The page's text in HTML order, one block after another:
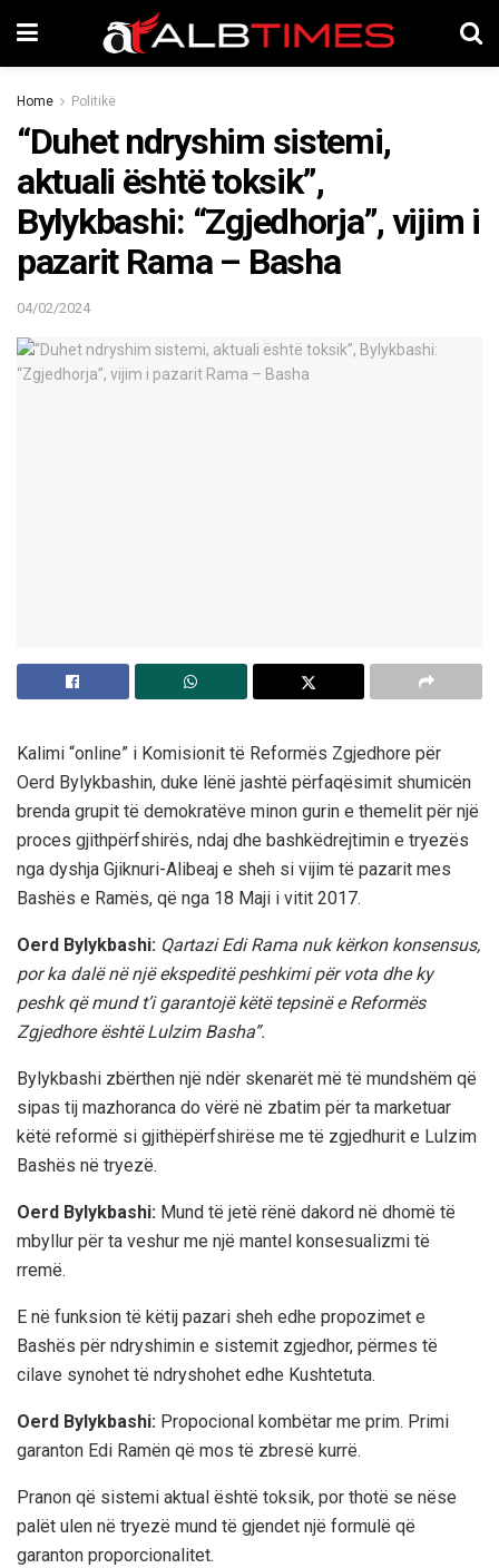
Home Politikë
“Duhet ndryshim sistemi,
aktuali është toksik”,
Bylykbashi: “Zgjedhorja”, vijim i
pazarit Rama – Basha
04/02/2024
Kalimi “online” i Komisionit të Reformës Zgjedhore për
Oerd Bylykbashin, duke lënë jashtë përfaqësimit shumicën
brenda grupit të demokratëve minon gurin e themelit për një
proces gjithpërfshirës, ndaj dhe bashkëdrejtimin e tryezës
nga dyshja Gjiknuri-Alibeaj e sheh si vijim të pazarit mes
Bashës e Ramës, që nga 18 Maji i vitit 2017.
Oerd Bylykbashi: Qartazi Edi Rama nuk kërkon konsensus,
por ka dalë në një ekspeditë peshkimi për vota dhe ky
peshk që mund t’i garantojë këtë tepsinë e Reformës
Zgjedhore është Lulzim Basha”.
Bylykbashi zbërthen një ndër skenarët më të mundshëm që
sipas tij mazhoranca do vërë në zbatim për ta marketuar
këtë reformë si gjithëpërfshirëse me të zgjedhurit e Lulzim
Bashës në tryezë.
Oerd Bylykbashi: Mund të jetë rënë dakord në dhomë të
mbyllur për ta veshur me një mantel konsesualizmi të
rremë.
E në funksion të këtij pazari sheh edhe propozimet e
Bashës për ndryshimin e sistemit zgjedhor, përmes të
cilave synohet të ndryshohet edhe Kushtetuta.
Oerd Bylykbashi: Propocional kombëtar me prim. Primi
garanton Edi Ramën që mos të zbresë kurrë.
Pranon që sistemi aktual është toksik, por thotë se nëse
palët ulen në tryezë mund të gjendet një formulë që
garanton proporcionalitet.